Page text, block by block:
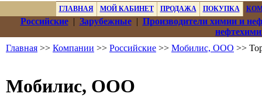
ГЛАВНАЯ МОЙ КАБИНЕТ ПРОДАЖА ПОКУПКА
Российские| Зарубежные| Производители химии и
Главная >> Компании >> Российские >> Мобилис, ООО >>
Мобилис, ООО